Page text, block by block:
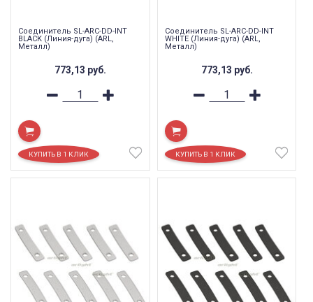
Соединитель SL-ARC-DD-INT
BLACK (Линия-дуга) (ARL,
Металл)
773,13 руб.
Соединитель SL-ARC-DD-INT
WHITE (Линия-дуга) (ARL,
Металл)
773,13 руб.